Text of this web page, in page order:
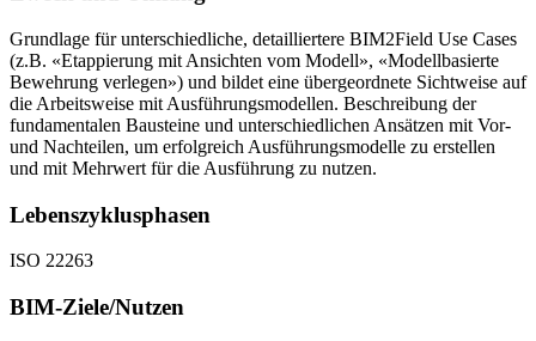
Grundlage für unterschiedliche, detailliertere BIM2Field Use Cases
(z.B. «Etappierung mit Ansichten vom Modell», «Modellbasierte
Bewehrung verlegen») und bildet eine übergeordnete Sichtweise auf
die Arbeitsweise mit Ausführungsmodellen.​ Beschreibung der
fundamentalen Bausteine und unterschiedlichen Ansätzen mit Vor-
und Nachteilen, um erfolgreich Ausführungsmodelle zu erstellen
und mit Mehrwert für die Ausführung zu nutzen.​
Lebenszyklusphasen
ISO 22263
BIM-Ziele/Nutzen